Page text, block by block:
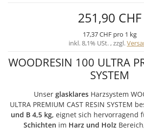
251,90 CHF
17,37 CHF pro 1 kg
inkl. 8,1% USt. , zzgl.
WOODRESIN 100 ULTRA
SYSTEM
Unser glasklaresHarzsystem
ULTRA PREMIUM CAST RESIN SYSTEM
und B 4,5 kg, eignet sich hervorragend
Schichten im Harz und Holz